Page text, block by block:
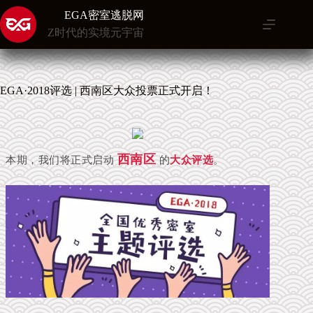
跳
至
内
容
EGA密室逃脱网
Z时代的实境元宇宙
EGA·2018评选 | 西南区大众投票正式开启！
本期，我们将正式启动西南区 的大众评选。